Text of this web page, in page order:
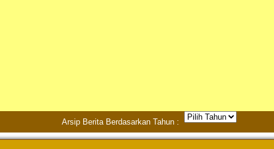
Arsip Berita Berdasarkan Tahun :